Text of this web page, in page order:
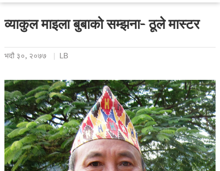
व्याकुल माइला बुबाको सम्झना- ठूले मास्टर
भदौ ३०, २०७७ LB